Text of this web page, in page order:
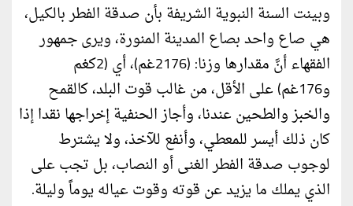
وبينت السنة النبوية الشريفة بأن صدقة الفطر بالكيل،
هي صاع واحد بصاع المدينة المنورة، ويرى جمهور
الفقهاء أنَّ مقدارها وزنا: (2176غم)، أي (2كغم
و176غم) على الأقل، من غالب قوت البلد، كالقمح
والخبز والطحين عندنا، وأجاز الحنفية إخراجها نقدا إذا
كان ذلك أيسر للمعطي، وأنفع للآخذ، ولا يشترط
لوجوب صدقة الفطر الغنى أو النصاب، بل تجب على
الذي يملك ما يزيد عن قوته وقوت عياله يوماً وليلة.